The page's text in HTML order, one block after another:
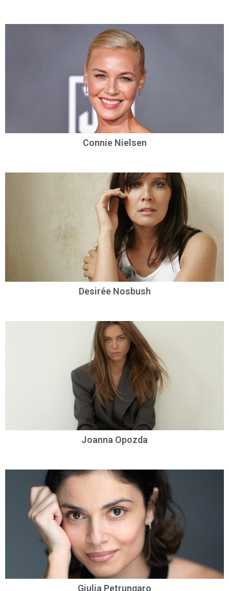
Connie Nielsen
Desirée Nosbush
Joanna Opozda
Giulia Petrungaro